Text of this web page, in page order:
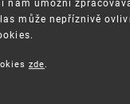
může nepříznivě
zde